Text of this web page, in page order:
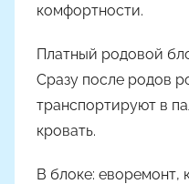
комфортности.
Платный родовой
Сразу после родов
транспортируют в
кровать.
В блоке: еворемонт,